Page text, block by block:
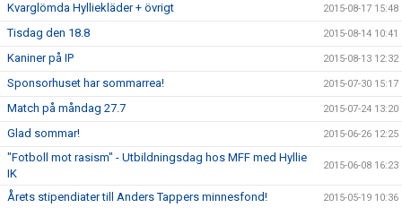
Kvarglömda Hylliekläder + övrigt 2015-08-17 15:48
Tisdag den 18.8 2015-08-14 10:41
Kaniner på IP 2015-08-13 12:32
Sponsorhuset har sommarrea! 2015-07-30 15:17
Match på måndag 27.7 2015-07-24 13:20
Glad sommar! 2015-06-26 12:25
"Fotboll mot rasism" - Utbildningsdag hos MFF med Hyllie
IK
2015-06-08 16:23
Årets stipendiater till Anders Tappers minnesfond! 2015-05-19 10:36